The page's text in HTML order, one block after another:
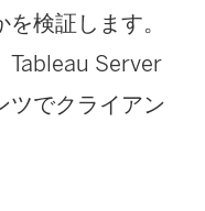
検証します。
Tableau Server
ツでクライアン